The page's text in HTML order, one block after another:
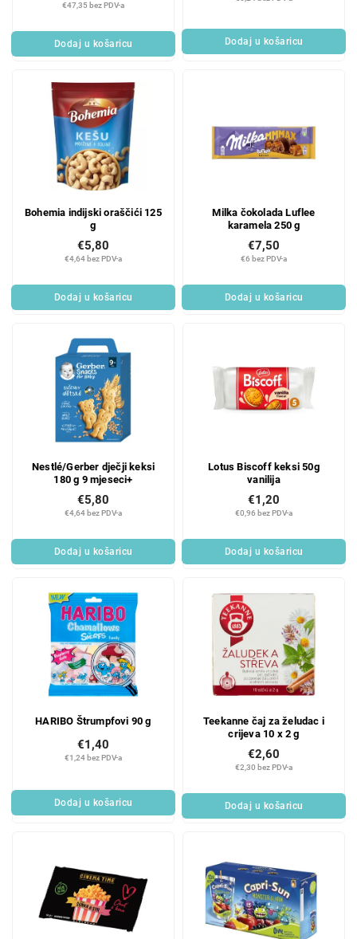
€47,35 bez PDV-a
cijene:
Dodaj u košaricu Dodaj u košaricu
Bohemia indijski oraščići 125
g
€4,64 bez PDV-a
€5,80
Dodaj u košaricu
Milka čokolada Luflee
karamela 250 g
€6 bez PDV-a
€7,50
Dodaj u košaricu
Nestlé/Gerber dječji keksi
180 g 9 mjeseci+
€4,64 bez PDV-a
€5,80
Dodaj u košaricu
Lotus Biscoff keksi 50g
vanilija
€0,96 bez PDV-a
€1,20
Dodaj u košaricu
HARIBO Štrumpfovi 90 g
€1,24 bez PDV-a
€1,40
Dodaj u košaricu
Teekanne čaj za želudac i
crijeva 10 x 2 g
€2,30 bez PDV-a
€2,60
Dodaj u košaricu